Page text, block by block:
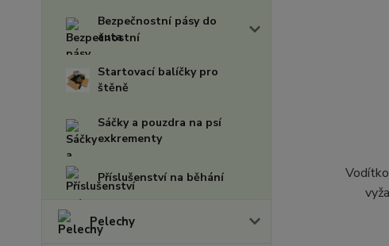
Bezpečnostní pásy do
auta
Startovací balíčky pro
štěně
Sáčky a pouzdra na psí
exkrementy
Příslušenství na běhání
Pelechy